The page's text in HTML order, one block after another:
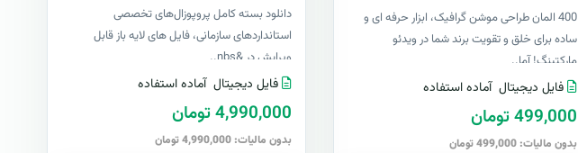
400 المان طراحی موشن گرافیک، ابزار حرفه ای و
ساده برای خلق و تقویت برند شما در ویدئو
مارکتینگ! آما..
فایل دیجیتال آماده استفاده
499,000 تومان
بدون مالیات: 499,000 تومان
دانلود بسته کامل پروپوزال‌های تخصصی
استانداردهای سازمانی، فایل های لایه باز قابل
ویرایش در &nbs..
فایل دیجیتال آماده استفاده
4,990,000 تومان
بدون مالیات: 4,990,000 تومان